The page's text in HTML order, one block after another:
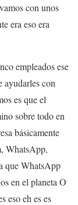
con unos
era eso era
empleados ese
ayudarles con
es que el
sobre todo en
básicamente
WhatsApp,
que WhatsApp
en el planeta O
eso eh es es